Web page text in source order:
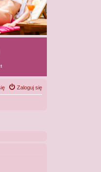
Zaloguj się